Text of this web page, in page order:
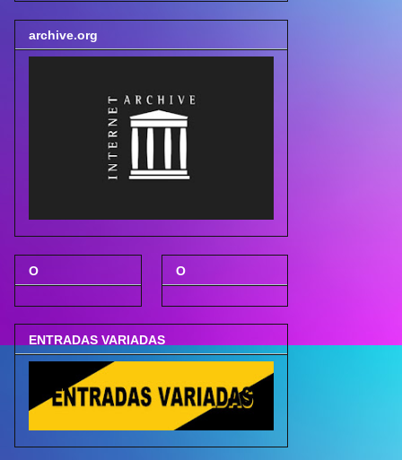
archive.org
O O
ENTRADAS VARIADAS